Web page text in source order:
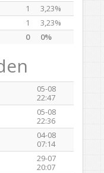
1
3,23%
1
3,23%
0 0%
05-08
22:47
05-08
22:36
04-08
07:14
29-07
20:07